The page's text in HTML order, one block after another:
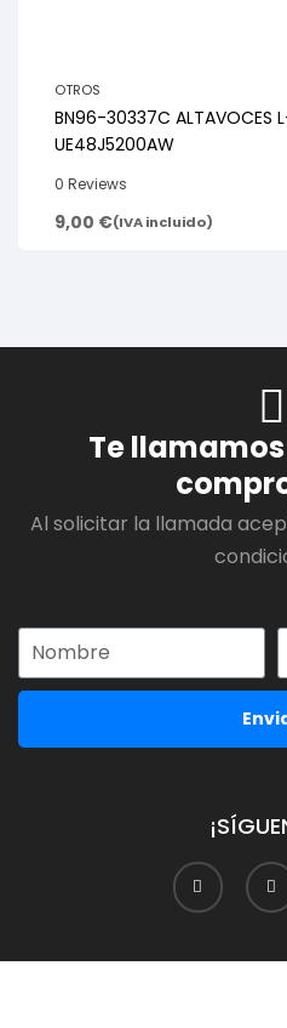
OTROS
BN96-30337C ALTAVOCES
UE48J5200AW
0 Reviews
9,00 €(IVA incluido)
Te
Al solicitar la llamada